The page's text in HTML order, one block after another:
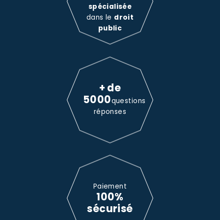
spécialisée
dans le droit
public
+ de
5000questions
réponses
Paiement
100%
sécurisé